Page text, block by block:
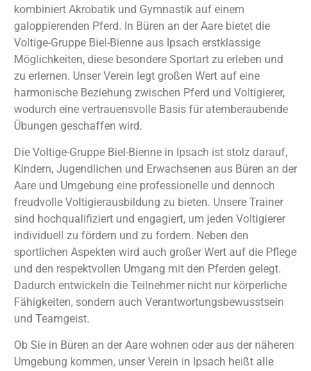
kombiniert Akrobatik und Gymnastik auf einem
galoppierenden Pferd. In Büren an der Aare bietet die
Voltige-Gruppe Biel-Bienne aus Ipsach erstklassige
Möglichkeiten, diese besondere Sportart zu erleben und
zu erlernen. Unser Verein legt großen Wert auf eine
harmonische Beziehung zwischen Pferd und Voltigierer,
wodurch eine vertrauensvolle Basis für atemberaubende
Übungen geschaffen wird.
Die Voltige-Gruppe Biel-Bienne in Ipsach ist stolz darauf,
Kindern, Jugendlichen und Erwachsenen aus Büren an der
Aare und Umgebung eine professionelle und dennoch
freudvolle Voltigierausbildung zu bieten. Unsere Trainer
sind hochqualifiziert und engagiert, um jeden Voltigierer
individuell zu fördern und zu fordern. Neben den
sportlichen Aspekten wird auch großer Wert auf die Pflege
und den respektvollen Umgang mit den Pferden gelegt.
Dadurch entwickeln die Teilnehmer nicht nur körperliche
Fähigkeiten, sondern auch Verantwortungsbewusstsein
und Teamgeist.
Ob Sie in Büren an der Aare wohnen oder aus der näheren
Umgebung kommen, unser Verein in Ipsach heißt alle